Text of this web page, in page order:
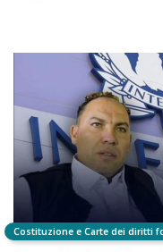
Costituzione e Carte dei diritti